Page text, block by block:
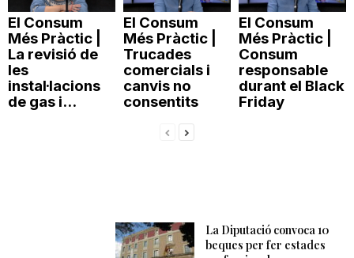
n
a
El Consum
Més Pràctic |
La revisió de
les
instal·lacions
de gas i...
El Consum
Més Pràctic |
Trucades
comercials i
canvis no
consentits
El Consum
Més Pràctic |
Consum
responsable
durant el Black
Friday